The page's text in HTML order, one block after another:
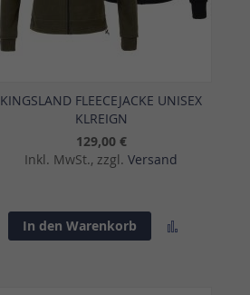
KINGSLAND FLEECEJACKE UNISEX
KLREIGN
129,00 €
Inkl. MwSt., zzgl.Versand
In den Warenkorb